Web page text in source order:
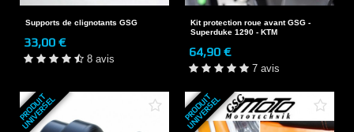
Supports de clignotants GSG
33,00 €
8 avis
Kit protection roue avant GSG -
Superduke 1290 - KTM
64,90 €
7 avis
P
R
O
D
U
I
T
U
N
I
V
E
R
S
E
L P
R
O
D
U
I
T
U
N
I
V
E
R
S
E
L